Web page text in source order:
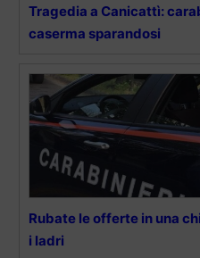
Tragedia a Canicattì:
caserma sparandosi
Rubate le offerte in una
i ladri